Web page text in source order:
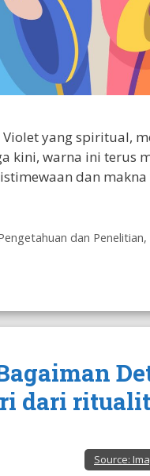
yang spiritual,
kini, warna ini terus
dan
dan Penelitian,
dari
Source: